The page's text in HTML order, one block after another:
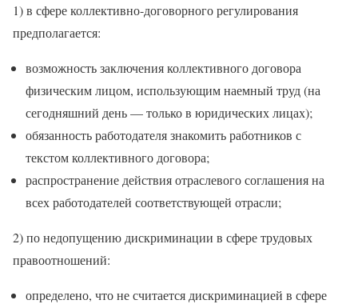
1) в сфере коллективно-договорного регулирования
предполагается:
возможность заключения коллективного договора
физическим лицом, использующим наемный труд (на
сегодняшний день — только в юридических лицах);
обязанность работодателя знакомить работников с
текстом коллективного договора;
распространение действия отраслевого соглашения на
всех работодателей соответствующей отрасли;
2) по недопущению дискриминации в сфере трудовых
правоотношений:
определено, что не считается дискриминацией в сфере